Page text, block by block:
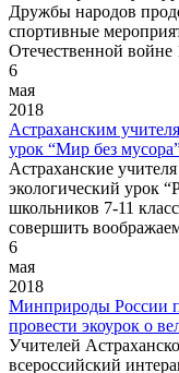
Дружбы народов
спортивные
Отечественной
6
мая
2018
Астраханским
урок “Мир без
Астраханские
экологический урок
школьников 7-11
совершить
6
мая
2018
Минприроды России
провести экоурок о
Учителей
всероссийский